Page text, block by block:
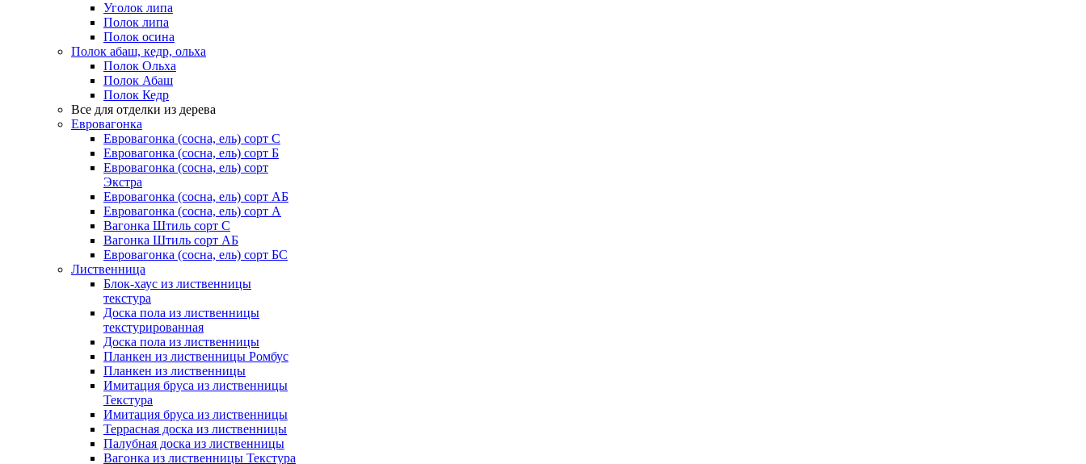
Уголок липа
Полок липа
Полок осина
Полок абаш, кедр, ольха
Полок Ольха
Полок Абаш
Полок Кедр
Все для отделки из дерева
Евровагонка
Евровагонка (сосна, ель) сорт С
Евровагонка (сосна, ель) сорт Б
Евровагонка (сосна, ель) сорт
Экстра
Евровагонка (сосна, ель) сорт АБ
Евровагонка (сосна, ель) сорт А
Вагонка Штиль сорт С
Вагонка Штиль сорт АБ
Евровагонка (сосна, ель) сорт БС
Лиственница
Блок-хаус из лиственницы
текстура
Доска пола из лиственницы
текстурированная
Доска пола из лиственницы
Планкен из лиственницы Ромбус
Планкен из лиственницы
Имитация бруса из лиственницы
Текстура
Имитация бруса из лиственницы
Террасная доска из лиственницы
Палубная доска из лиственницы
Вагонка из лиственницы Текстура